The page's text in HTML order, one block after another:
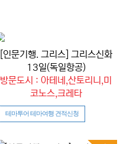
[인문기행. 그리스] 그리스신화
13일(독일항공)
방문도시 : 아테네,산토리니,미
코노스,크레타
테마투어 테마여행 견적신청